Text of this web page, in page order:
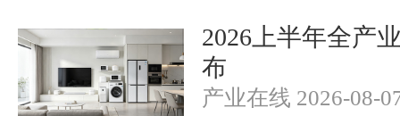
2026上半年全产
布
产业在线 2026-08-